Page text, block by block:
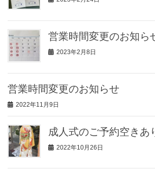
営業時間変更のお知ら
2023年2月8日
営業時間変更のお知らせ
2022年11月9日
成人式のご予約空きあ
2022年10月26日